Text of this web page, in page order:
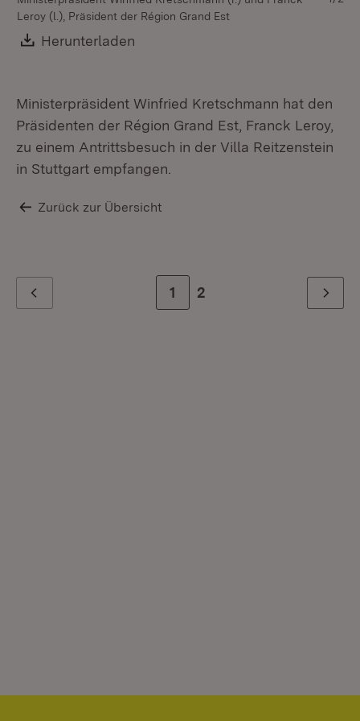
Leroy (l.), Präsident der Région Grand Est
Download:
Herunterladen
Ministerpräsident Winfried Kretschmann hat den
Präsidenten der Région Grand Est, Franck Leroy,
zu einem Antrittsbesuch in der Villa Reitzenstein
in Stuttgart empfangen.
Zurück zur Übersicht
Zur Seite
1 Zur letzten Seite
2 Weiter